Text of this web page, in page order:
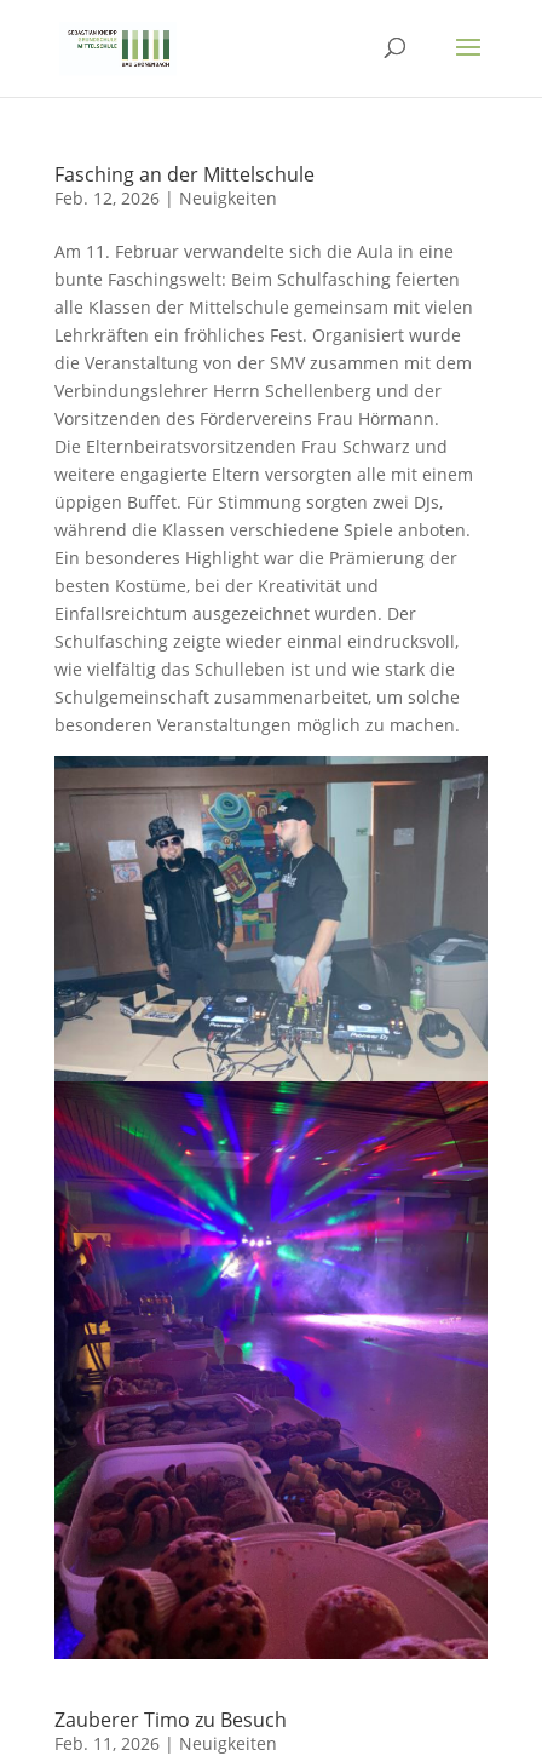
Fasching an der Mittelschule
Feb. 12, 2026| Neuigkeiten
Am 11. Februar verwandelte sich die Aula in eine
bunte Faschingswelt: Beim Schulfasching feierten
alle Klassen der Mittelschule gemeinsam mit vielen
Lehrkräften ein fröhliches Fest. Organisiert wurde
die Veranstaltung von der SMV zusammen mit dem
Verbindungslehrer Herrn Schellenberg und der
Vorsitzenden des Fördervereins Frau Hörmann.
Die Elternbeiratsvorsitzenden Frau Schwarz und
weitere engagierte Eltern versorgten alle mit einem
üppigen Buffet. Für Stimmung sorgten zwei DJs,
während die Klassen verschiedene Spiele anboten.
Ein besonderes Highlight war die Prämierung der
besten Kostüme, bei der Kreativität und
Einfallsreichtum ausgezeichnet wurden. Der
Schulfasching zeigte wieder einmal eindrucksvoll,
wie vielfältig das Schulleben ist und wie stark die
Schulgemeinschaft zusammenarbeitet, um solche
besonderen Veranstaltungen möglich zu machen.
Zauberer Timo zu Besuch
Feb. 11, 2026| Neuigkeiten